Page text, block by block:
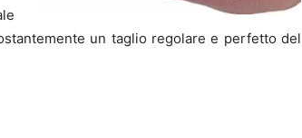
un taglio regolare e perfetto del